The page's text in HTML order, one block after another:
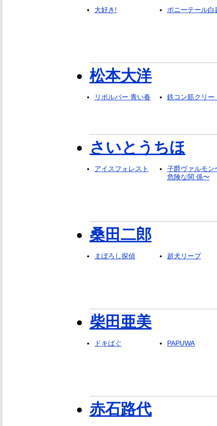
大好き! ポニーテール白
松本大洋
リボルバー 青い春 鉄コン筋クリー
さいとうちほ
アイスフォレスト
子爵ヴァルモン
危険な関 係〜
桑田二郎
まぼろし探偵 超犬リープ
柴田亜美
ドキばぐ PAPUWA
赤石路代